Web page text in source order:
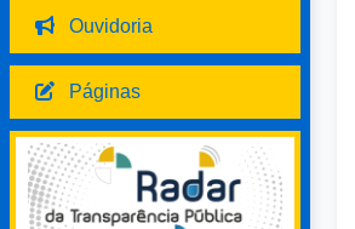
Ouvidoria
Páginas